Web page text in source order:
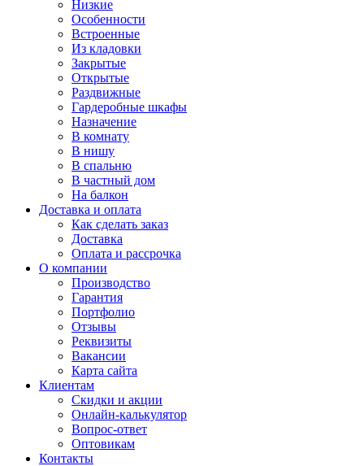
Низкие
Особенности
Встроенные
Из кладовки
Закрытые
Открытые
Раздвижные
Гардеробные шкафы
Назначение
В комнату
В нишу
В спальню
В частный дом
На балкон
Доставка и оплата
Как сделать заказ
Доставка
Оплата и рассрочка
О компании
Производство
Гарантия
Портфолио
Отзывы
Реквизиты
Вакансии
Карта сайта
Клиентам
Скидки и акции
Онлайн-калькулятор
Вопрос-ответ
Оптовикам
Контакты